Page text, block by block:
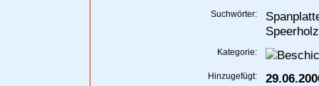
Suchwörter:
Kategorie:
Hinzugefügt: